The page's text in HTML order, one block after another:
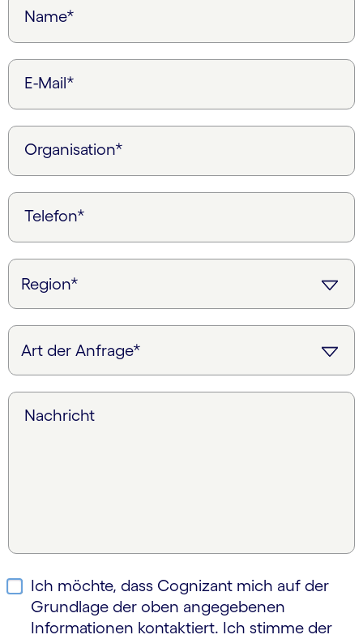
Name*
E-Mail*
Organisation*
Telefon*
Nachricht
Ich möchte, dass Cognizant mich auf der
Grundlage der oben angegebenen
Informationen kontaktiert. Ich stimme der